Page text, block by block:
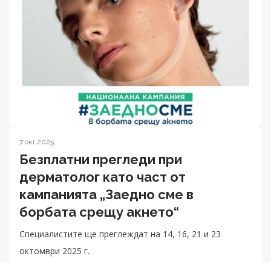
7 окт 2025
Безплатни прегледи при
дерматолог като част от
кампанията „Заедно сме в
борбата срещу акнето“
Специалистите ще преглеждат на 14, 16, 21 и 23
октомври 2025 г.